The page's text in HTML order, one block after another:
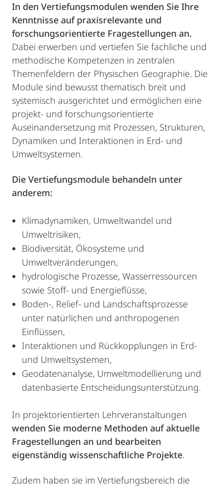
In den Vertiefungsmodulen wenden Sie Ihre
Kenntnisse auf praxisrelevante und
forschungsorientierte Fragestellungen an.
Dabei erwerben und vertiefen Sie fachliche und
methodische Kompetenzen in zentralen
Themenfeldern der Physischen Geographie. Die
Module sind bewusst thematisch breit und
systemisch ausgerichtet und ermöglichen eine
projekt- und forschungsorientierte
Auseinandersetzung mit Prozessen, Strukturen,
Dynamiken und Interaktionen in Erd- und
Umweltsystemen.
Die Vertiefungsmodule behandeln unter
anderem:
Klimadynamiken, Umweltwandel und
Umweltrisiken,
Biodiversität, Ökosysteme und
Umweltveränderungen,
hydrologische Prozesse, Wasserressourcen
sowie Stoff- und Energieflüsse,
Boden-, Relief- und Landschaftsprozesse
unter natürlichen und anthropogenen
Einflüssen,
Interaktionen und Rückkopplungen in Erd-
und Umweltsystemen,
Geodatenanalyse, Umweltmodellierung und
datenbasierte Entscheidungsunterstützung.
In projektorientierten Lehrveranstaltungen
wenden Sie moderne Methoden auf aktuelle
Fragestellungen an und bearbeiten
eigenständig wissenschaftliche Projekte.
Zudem haben sie im Vertiefungsbereich die